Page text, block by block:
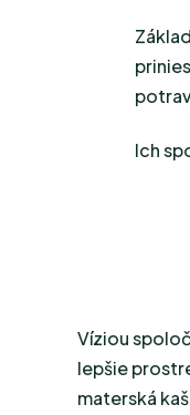
Ich
Víziou
lepšie
materská